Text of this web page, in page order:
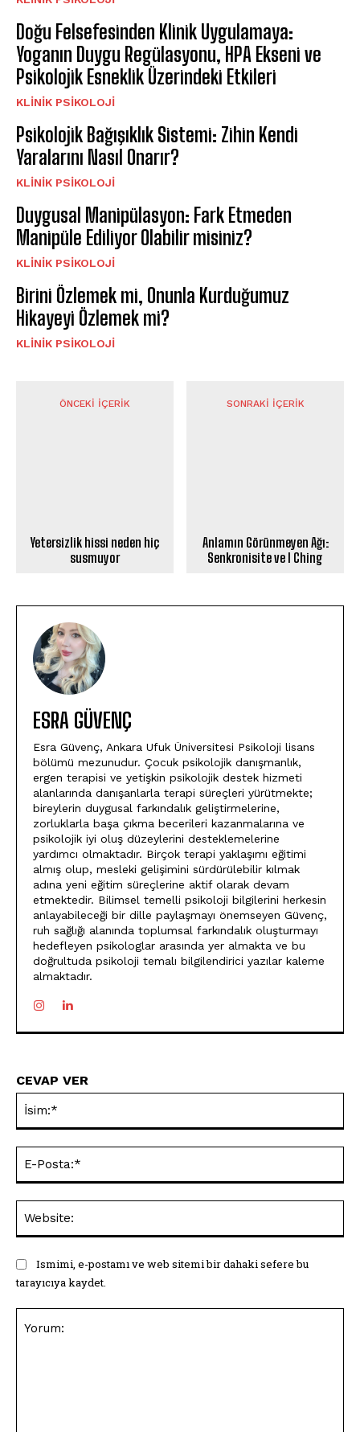
Doğu Felsefesinden Klinik Uygulamaya:
Yoganın Duygu Regülasyonu, HPA Ekseni ve
Psikolojik Esneklik Üzerindeki Etkileri
KLINIK PSIKOLOJI
Psikolojik Bağışıklık Sistemi: Zihin Kendi
Yaralarını Nasıl Onarır?
KLINIK PSIKOLOJI
Duygusal Manipülasyon: Fark Etmeden
Manipüle Ediliyor Olabilir misiniz?
KLINIK PSIKOLOJI
Birini Özlemek mi, Onunla Kurduğumuz
Hikayeyi Özlemek mi?
KLINIK PSIKOLOJI
ÖNCEKI İÇERIK
Yetersizlik hissi neden hiç
susmuyor
SONRAKI İÇERIK
Anlamın Görünmeyen Ağı:
Senkronisite ve I Ching
ESRA GÜVENÇ
Esra Güvenç, Ankara Ufuk Üniversitesi Psikoloji lisans
bölümü mezunudur. Çocuk psikolojik danışmanlık,
ergen terapisi ve yetişkin psikolojik destek hizmeti
alanlarında danışanlarla terapi süreçleri yürütmekte;
bireylerin duygusal farkındalık geliştirmelerine,
zorluklarla başa çıkma becerileri kazanmalarına ve
psikolojik iyi oluş düzeylerini desteklemelerine
yardımcı olmaktadır. Birçok terapi yaklaşımı eğitimi
almış olup, mesleki gelişimini sürdürülebilir kılmak
adına yeni eğitim süreçlerine aktif olarak devam
etmektedir. Bilimsel temelli psikoloji bilgilerini herkesin
anlayabileceği bir dille paylaşmayı önemseyen Güvenç,
ruh sağlığı alanında toplumsal farkındalık oluşturmayı
hedefleyen psikologlar arasında yer almakta ve bu
doğrultuda psikoloji temalı bilgilendirici yazılar kaleme
almaktadır.
CEVAP VER
Ismimi, e-postamı ve web sitemi bir dahaki sefere bu
tarayıcıya kaydet.